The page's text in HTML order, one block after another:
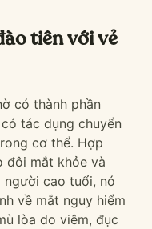
tiên với vẻ
có thành phần
tác dụng chuyển
cơ thể. Hợp
đôi mắt khỏe và
người cao tuổi, nó
về mắt nguy hiểm
lòa do viêm, đục